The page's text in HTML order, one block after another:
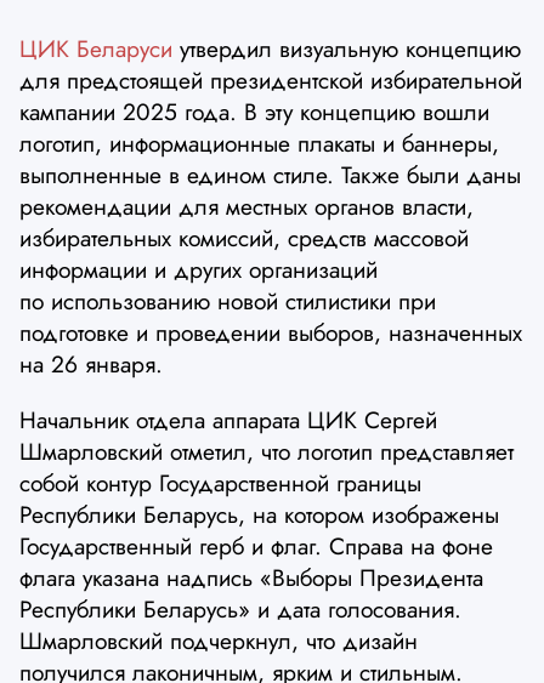
ЦИК Беларуси утвердил визуальную концепцию
для предстоящей президентской избирательной
кампании 2025 года. В эту концепцию вошли
логотип, информационные плакаты и баннеры,
выполненные в едином стиле. Также были даны
рекомендации для местных органов власти,
избирательных комиссий, средств массовой
информации и других организаций
по использованию новой стилистики при
подготовке и проведении выборов, назначенных
на 26 января.
Начальник отдела аппарата ЦИК Сергей
Шмарловский отметил, что логотип представляет
собой контур Государственной границы
Республики Беларусь, на котором изображены
Государственный герб и флаг. Справа на фоне
флага указана надпись «Выборы Президента
Республики Беларусь» и дата голосования.
Шмарловский подчеркнул, что дизайн
получился лаконичным, ярким и стильным.